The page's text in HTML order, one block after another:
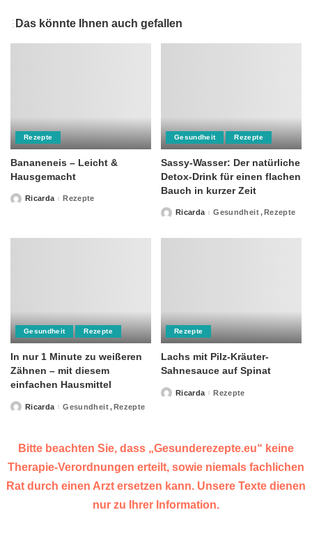
Das könnte Ihnen auch gefallen
Rezepte
Bananeneis – Leicht &
Hausgemacht
PostedRicarda Rezepte
Gesundheit Rezepte
Sassy-Wasser: Der natürliche
Detox-Drink für einen flachen
Bauch in kurzer Zeit
PostedRicarda Gesundheit Rezepte
Gesundheit Rezepte
In nur 1 Minute zu weißeren
Zähnen – mit diesem
einfachen Hausmittel
PostedRicarda Gesundheit Rezepte
Rezepte
Lachs mit Pilz-Kräuter-
Sahnesauce auf Spinat
PostedRicarda Rezepte
Bitte beachten Sie, dass „Gesunderezepte.eu“ keine
Therapie-Verordnungen erteilt, sowie niemals fachlichen
Rat durch einen Arzt ersetzen kann. Unsere Texte dienen
nur zu Ihrer Information.